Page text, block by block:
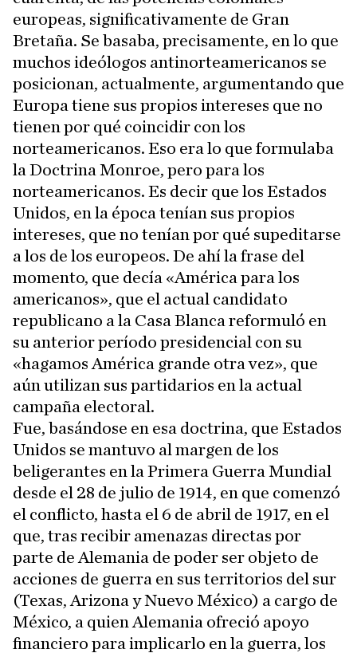
europeas, significativamente de Gran
Bretaña. Se basaba, precisamente, en lo que
muchos ideólogos antinorteamericanos se
posicionan, actualmente, argumentando que
Europa tiene sus propios intereses que no
tienen por qué coincidir con los
norteamericanos. Eso era lo que formulaba
la Doctrina Monroe, pero para los
norteamericanos. Es decir que los Estados
Unidos, en la época tenían sus propios
intereses, que no tenían por qué supeditarse
a los de los europeos. De ahí la frase del
momento, que decía «América para los
americanos», que el actual candidato
republicano a la Casa Blanca reformuló en
su anterior período presidencial con su
«hagamos América grande otra vez», que
aún utilizan sus partidarios en la actual
campaña electoral.
Fue, basándose en esa doctrina, que Estados
Unidos se mantuvo al margen de los
beligerantes en la Primera Guerra Mundial
desde el 28 de julio de 1914, en que comenzó
el conflicto, hasta el 6 de abril de 1917, en el
que, tras recibir amenazas directas por
parte de Alemania de poder ser objeto de
acciones de guerra en sus territorios del sur
(Texas, Arizona y Nuevo México) a cargo de
México, a quien Alemania ofreció apoyo
financiero para implicarlo en la guerra, los